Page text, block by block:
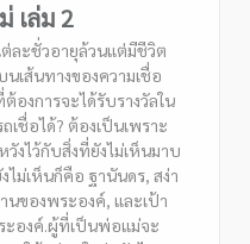
เล่ม 2
ละชั่วอายุล้วนแต่มีชีวิต
เส้นทางของความเชื่อ
องการจะได้รับรางวัลใน
เชื่อได้? ต้องเป็นเพราะ
งไว้กับสิ่งที่ยังไม่เห็นมาบ
ไม่เห็นก็คือ ฐานันดร, สง่า
นของพระองค์, และเป้า
ะองค์.ผู้ที่เป็นพ่อแม่จะ